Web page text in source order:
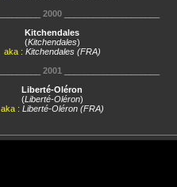
2000____________________
Kitchendales
(Kitchendales)
aka : Kitchendales (FRA)
2001
Liberté-Oléron
(Liberté-Oléron)
aka : Liberté-Oléron (FRA)